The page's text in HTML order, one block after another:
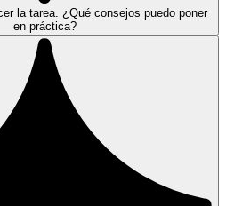
la tarea. ¿Qué consejos puedo poner
en práctica?